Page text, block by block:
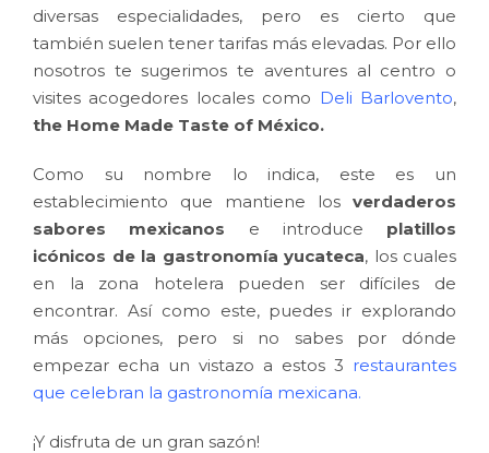
diversas especialidades, pero es cierto que
también suelen tener tarifas más elevadas. Por ello
nosotros te sugerimos te aventures al centro o
visites acogedores locales como Deli Barlovento,
the Home Made Taste of México.
Como su nombre lo indica, este es un
establecimiento que mantiene los verdaderos
sabores mexicanos e introduce platillos
icónicos de la gastronomía yucateca, los cuales
en la zona hotelera pueden ser difíciles de
encontrar. Así como este, puedes ir explorando
más opciones, pero si no sabes por dónde
empezar echa un vistazo a estos 3 restaurantes
que celebran la gastronomía mexicana.
¡Y disfruta de un gran sazón!